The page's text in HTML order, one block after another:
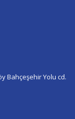
Bahçeşehir Yolu cd.